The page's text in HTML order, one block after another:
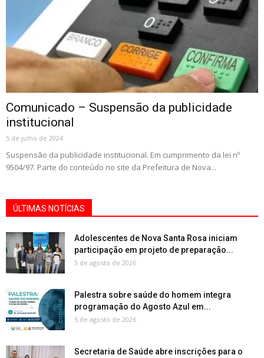
Comunicado – Suspensão da publicidade
institucional
5 de julho de 2024
Suspensão da publicidade institucional. Em cumprimento da lei nº
9504/97. Parte do conteúdo no site da Prefeitura de Nova...
ÚLTIMAS NOTÍCIAS
Adolescentes de Nova Santa Rosa iniciam
participação em projeto de preparação...
5 de agosto de 2026
Palestra sobre saúde do homem integra
programação do Agosto Azul em...
5 de agosto de 2026
Secretaria de Saúde abre inscrições para o